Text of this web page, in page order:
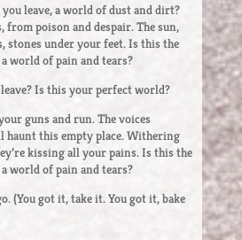
leave, a world of dust and dirt?
poison and despair. The sun,
stones under your feet. Is this the
world of pain and tears?
Is this your perfect world?
guns and run. The voices
haunt this empty place. Withering
kissing all your pains. Is this the
world of pain and tears?
(You got it, take it. You got it, bake